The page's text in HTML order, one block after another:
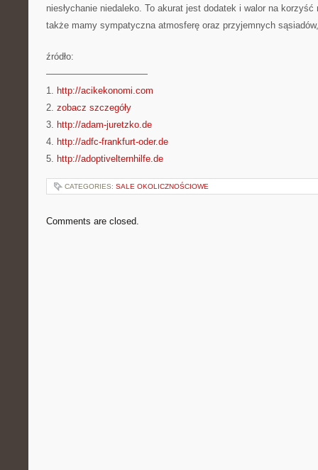
niesłychanie niedaleko. To akurat jest dodatek i walor na
także mamy sympatyczna atmosferę oraz przyjemnych
źródło:
———————————
1. http://acikekonomi.com
2. zobacz szczegóły
3. http://adam-juretzko.de
4. http://adfc-frankfurt-oder.de
5. http://adoptivelternhilfe.de
CATEGORIES: SALE OKOLICZNOŚCIOWE
Comments are closed.